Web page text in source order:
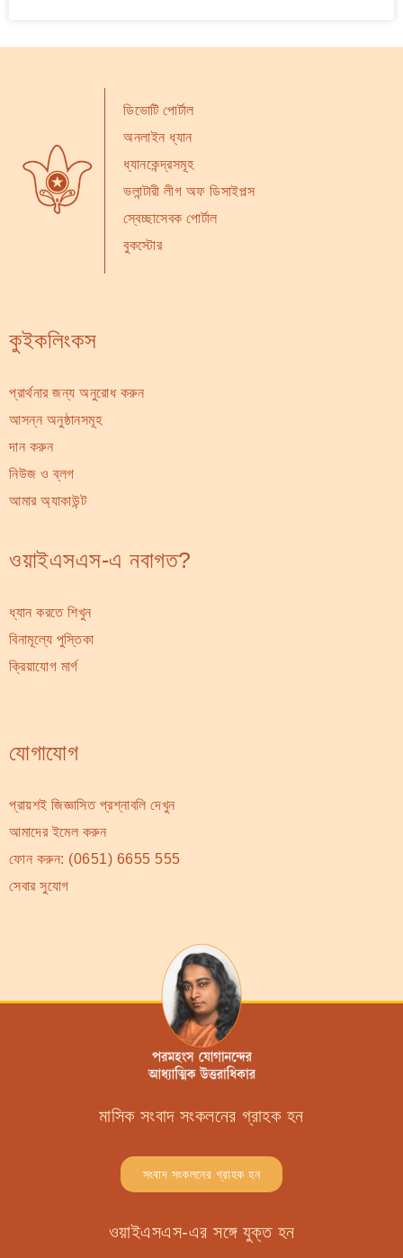
ডিভোটি পোর্টাল
অনলাইন ধ্যান
ধ্যানকেন্দ্রসমূহ
ভলান্টারী লীগ অফ ডিসাইপল্স
স্বেচ্ছাসেবক পোর্টাল
বুকস্টোর
কুইকলিংকস
প্রার্থনার জন্য অনুরোধ করুন
আসন্ন অনুষ্ঠানসমূহ
দান করুন
নিউজ ও ব্লগ
আমার অ্যাকাউন্ট
ওয়াইএসএস-এ নবাগত?
ধ্যান করতে শিখুন
বিনামূল্যে পুস্তিকা
ক্রিয়াযোগ মার্গ
যোগাযোগ
প্রায়শই জিজ্ঞাসিত প্রশ্নাবলি দেখুন
আমাদের ইমেল করুন
ফোন করুন: (0651) 6655 555
সেবার সুযোগ
মাসিক সংবাদ সংকলনের গ্রাহক হন
সংবাদ সংকলনের গ্রাহক হন
ওয়াইএসএস-এর সঙ্গে যুক্ত হন